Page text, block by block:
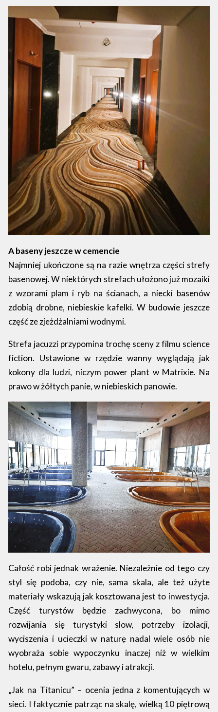
A baseny jeszcze w cemencie
Najmniej ukończone są na razie wnętrza części strefy
basenowej. W niektórych strefach ułożono już mozaiki
z wzorami plam i ryb na ścianach, a niecki basenów
zdobią drobne, niebieskie kafelki. W budowie jeszcze
część ze zjeżdżalniami wodnymi.
Strefa jacuzzi przypomina trochę sceny z filmu science
fiction. Ustawione w rzędzie wanny wyglądają jak
kokony dla ludzi, niczym power plant w Matrixie. Na
prawo w żółtych panie, w niebieskich panowie.
Całość robi jednak wrażenie. Niezależnie od tego czy
styl się podoba, czy nie, sama skala, ale też użyte
materiały wskazują jak kosztowana jest to inwestycja.
Część turystów będzie zachwycona, bo mimo
rozwijania się turystyki slow, potrzeby izolacji,
wyciszenia i ucieczki w naturę nadal wiele osób nie
wyobraża sobie wypoczynku inaczej niż w wielkim
hotelu, pełnym gwaru, zabawy i atrakcji.
„Jak na Titanicu” – ocenia jedna z komentujących w
sieci. I faktycznie patrząc na skalę, wielką 10 piętrową